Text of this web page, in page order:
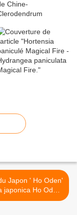
Japon ' Ho Oden'
japonica Ho Oden
>